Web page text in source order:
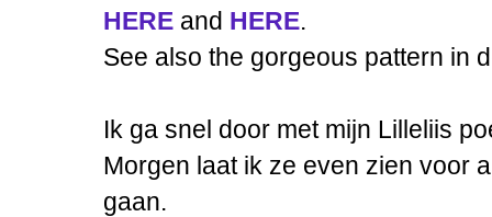
HERE and HERE.
See also the gorgeous pattern in
Ik ga snel door met mijn Lilleliis
Morgen laat ik ze even zien voor
gaan.